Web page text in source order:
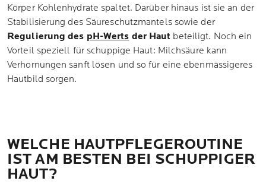
Körper Kohlenhydrate spaltet. Darüber hinaus ist sie an der
Stabilisierung des Säureschutzmantels sowie der
Regulierung des pH-Werts der Haut beteiligt. Noch ein
Vorteil speziell für schuppige Haut: Milchsäure kann
Verhornungen sanft lösen und so für eine ebenmässigeres
Hautbild sorgen.
WELCHE HAUTPFLEGEROUTINE
IST AM BESTEN BEI SCHUPPIGER
HAUT?